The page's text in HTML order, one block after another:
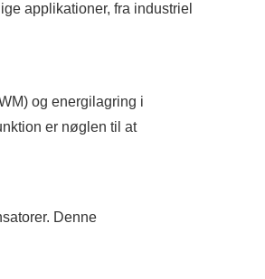
applikationer, fra industriel
og energilagring i
er nøglen til at
Denne